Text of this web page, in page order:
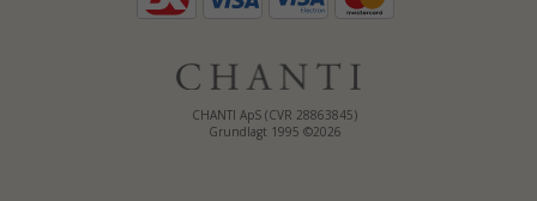
CHANTI ApS (CVR 28863845)
Grundlagt 1995 ©2026